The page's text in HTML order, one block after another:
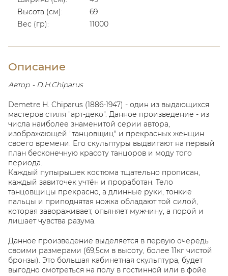
Высота (см):
69
Вес (гр):
11000
Описание
Автор - D.H.Chiparus
Demetre H. Chiparus (1886-1947) - один из выдающихся
мастеров стиля "арт-деко". Данное произведение - из
числа наиболее знаменитой серии автора,
изображающей "танцовщиц" и прекрасных женщин
своего времени. Его скульптуры выдвигают на первый
план бесконечную красоту танцоров и моду того
периода.
Каждый пупырышек костюма тщательно прописан,
каждый завиточек учтён и проработан. Тело
танцовщицы прекрасно, а длинные руки, тонкие
пальцы и приподнятая ножка обладают той силой,
которая завораживает, опьяняет мужчину, а порой и
лишает чувства разума.
Данное произведение выделяется в первую очередь
своими размерами (69,5см в высоту, более 11кг чистой
бронзы). Это большая кабинетная скульптура, будет
выгодно смотреться на полу в гостинной или в фойе